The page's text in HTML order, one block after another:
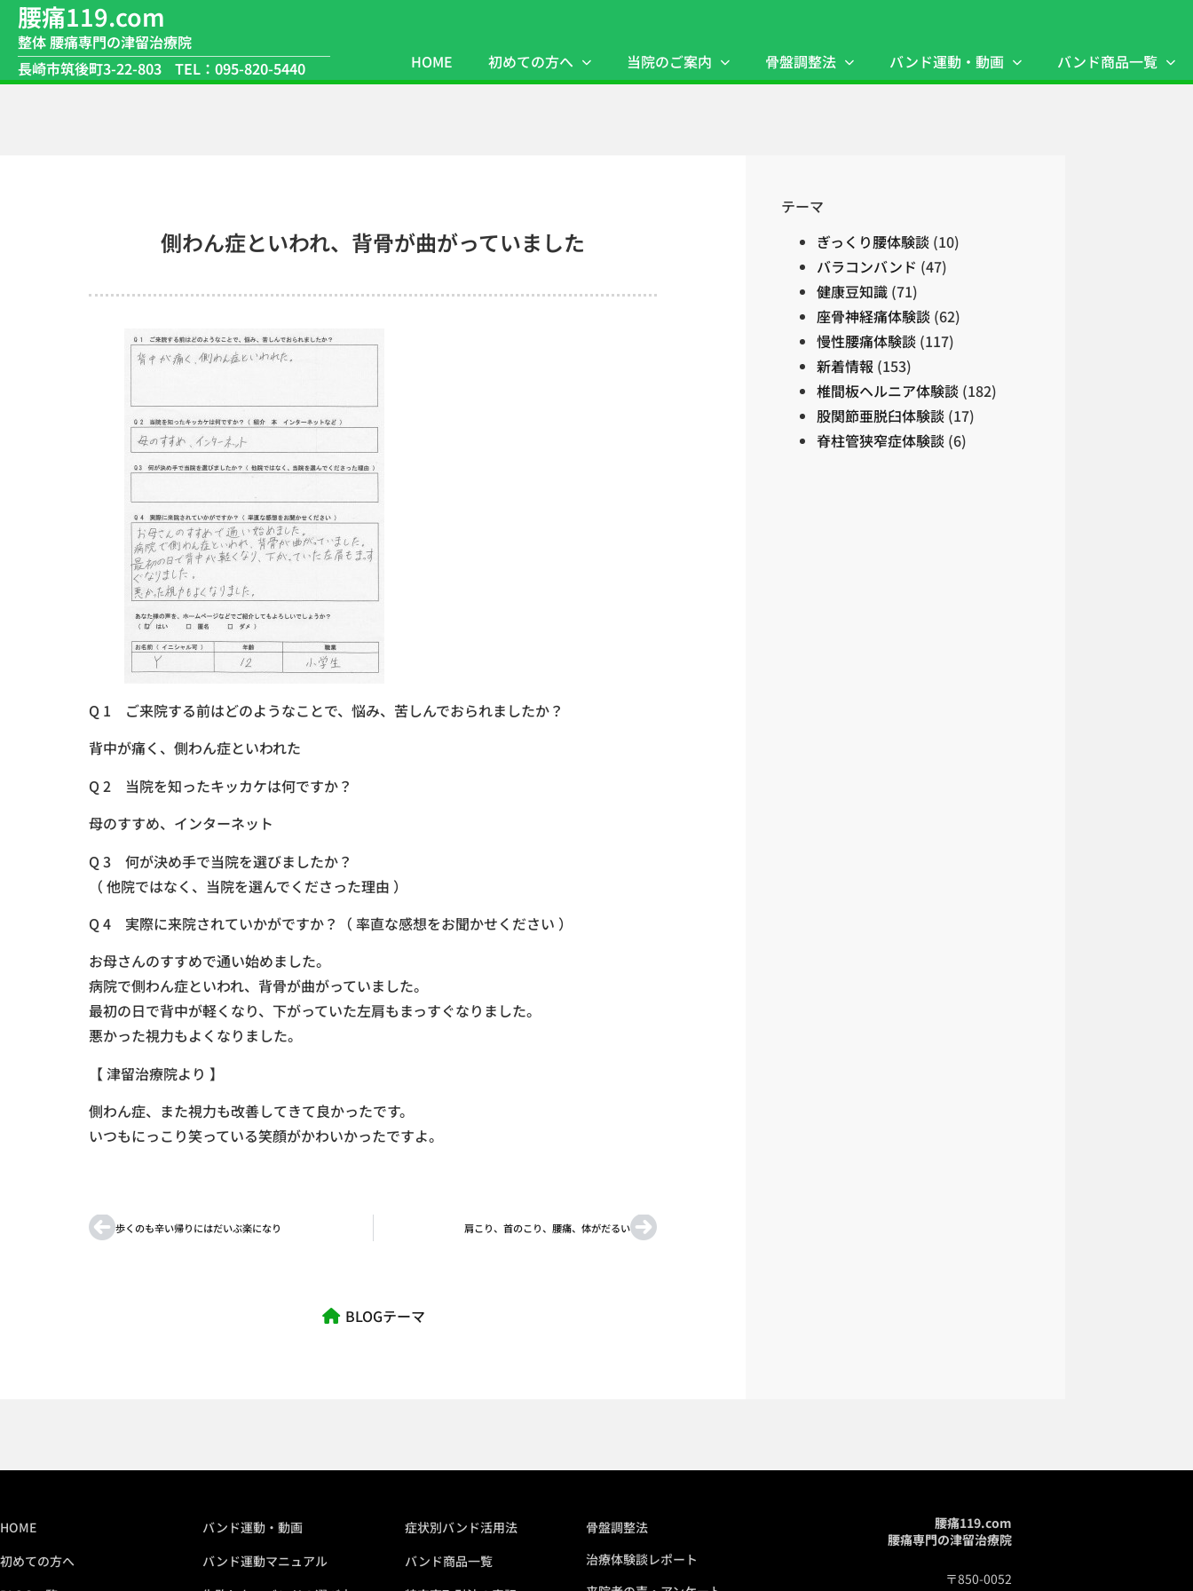
腰痛119.com
整体 腰痛専門の津留治療院
長崎市筑後町3-22-803
TEL：095-820-5440 HOME 初めての方へ 当院のご案内 骨盤調整法 バンド運動・動画 バンド商品一覧
側わん症といわれ、背骨が曲がっていました
Q 1 ご来院する前はどのようなことで、悩み、苦しんでおられましたか？
背中が痛く、側わん症といわれた
Q 2 当院を知ったキッカケは何ですか？
母のすすめ、インターネット
Q 3 何が決め手で当院を選びましたか？
（ 他院ではなく、当院を選んでくださった理由 ）
Q 4 実際に来院されていかがですか？（ 率直な感想をお聞かせください ）
お母さんのすすめで通い始めました。
病院で側わん症といわれ、背骨が曲がっていました。
最初の日で背中が軽くなり、下がっていた左肩もまっすぐなりました。
悪かった視力もよくなりました。
【 津留治療院より 】
側わん症、また視力も改善してきて良かったです。
いつもにっこり笑っている笑顔がかわいかったですよ。
歩くのも辛い帰りにはだいぶ楽になり 肩こり、首のこり、腰痛、体がだるい
BLOGテーマ
テーマ
ぎっくり腰体験談 (10)
バラコンバンド (47)
健康豆知識 (71)
座骨神経痛体験談 (62)
慢性腰痛体験談 (117)
新着情報 (153)
椎間板ヘルニア体験談 (182)
股関節亜脱臼体験談 (17)
脊柱管狭窄症体験談 (6)
HOME
初めての方へ
バンド運動・動画
バンド運動マニュアル
症状別バンド活用法
バンド商品一覧
骨盤調整法
治療体験談レポート
腰痛119.com
腰痛専門の津留治療院
〒850-0052